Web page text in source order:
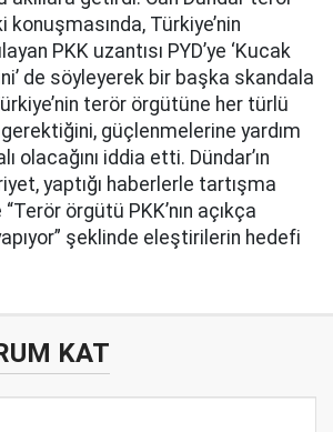
konuşmasında, Türkiye’nin
PKK uzantısı PYD’ye ‘Kucak
de söyleyerek bir başka skandala
terör örgütüne her türlü
güçlenmelerine yardım
olacağını iddia etti. Dündar’ın
yaptığı haberlerle tartışma
örgütü PKK’nın açıkça
şeklinde eleştirilerin hedefi
KAT